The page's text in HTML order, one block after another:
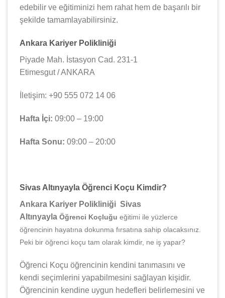
edebilir ve eğitiminizi hem rahat hem de başarılı bir
şekilde tamamlayabilirsiniz.
Ankara Kariyer Polikliniği
Piyade Mah. İstasyon Cad. 231-1
Etimesgut / ANKARA
İletişim: +90 555 072 14 06
Hafta İçi: 09:00 – 19:00
Hafta Sonu: 09:00 – 20:00
Sivas Altınyayla Öğrenci Koçu Kimdir?
Ankara Kariyer Polikliniği Sivas
Altınyayla Öğrenci Koçluğu eğitimi ile yüzlerce
öğrencinin hayatına dokunma fırsatına sahip olacaksınız.
Peki bir öğrenci koçu tam olarak kimdir, ne iş yapar?
Öğrenci Koçu öğrencinin kendini tanımasını ve
kendi seçimlerini yapabilmesini sağlayan kişidir.
Öğrencinin kendine uygun hedefleri belirlemesini ve